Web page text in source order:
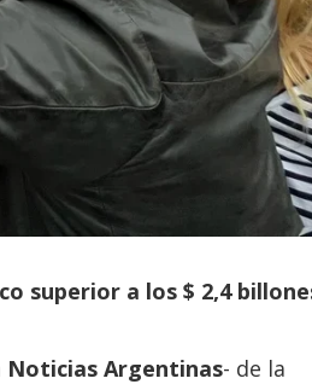
superior a los $ 2,4
Noticias Argentinas- de la